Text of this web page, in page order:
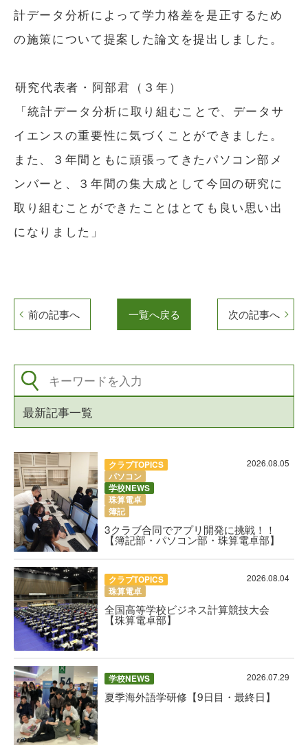
計データ分析によって学力格差を是正するため
の施策について提案した論文を提出しました。
研究代表者・阿部君（３年）
「統計データ分析に取り組むことで、データサ
イエンスの重要性に気づくことができました。
また、３年間ともに頑張ってきたパソコン部メ
ンバーと、３年間の集大成として今回の研究に
取り組むことができたことはとても良い思い出
になりました」
前の記事へ 一覧へ戻る 次の記事へ
最新記事一覧
クラブTOPICS
パソコン
学校NEWS
珠算電卓
簿記
2026.08.05
3クラブ合同でアプリ開発に挑戦！！
【簿記部・パソコン部・珠算電卓部】
クラブTOPICS
珠算電卓
2026.08.04
全国高等学校ビジネス計算競技大会
【珠算電卓部】
学校NEWS 2026.07.29
夏季海外語学研修【9日目・最終日】